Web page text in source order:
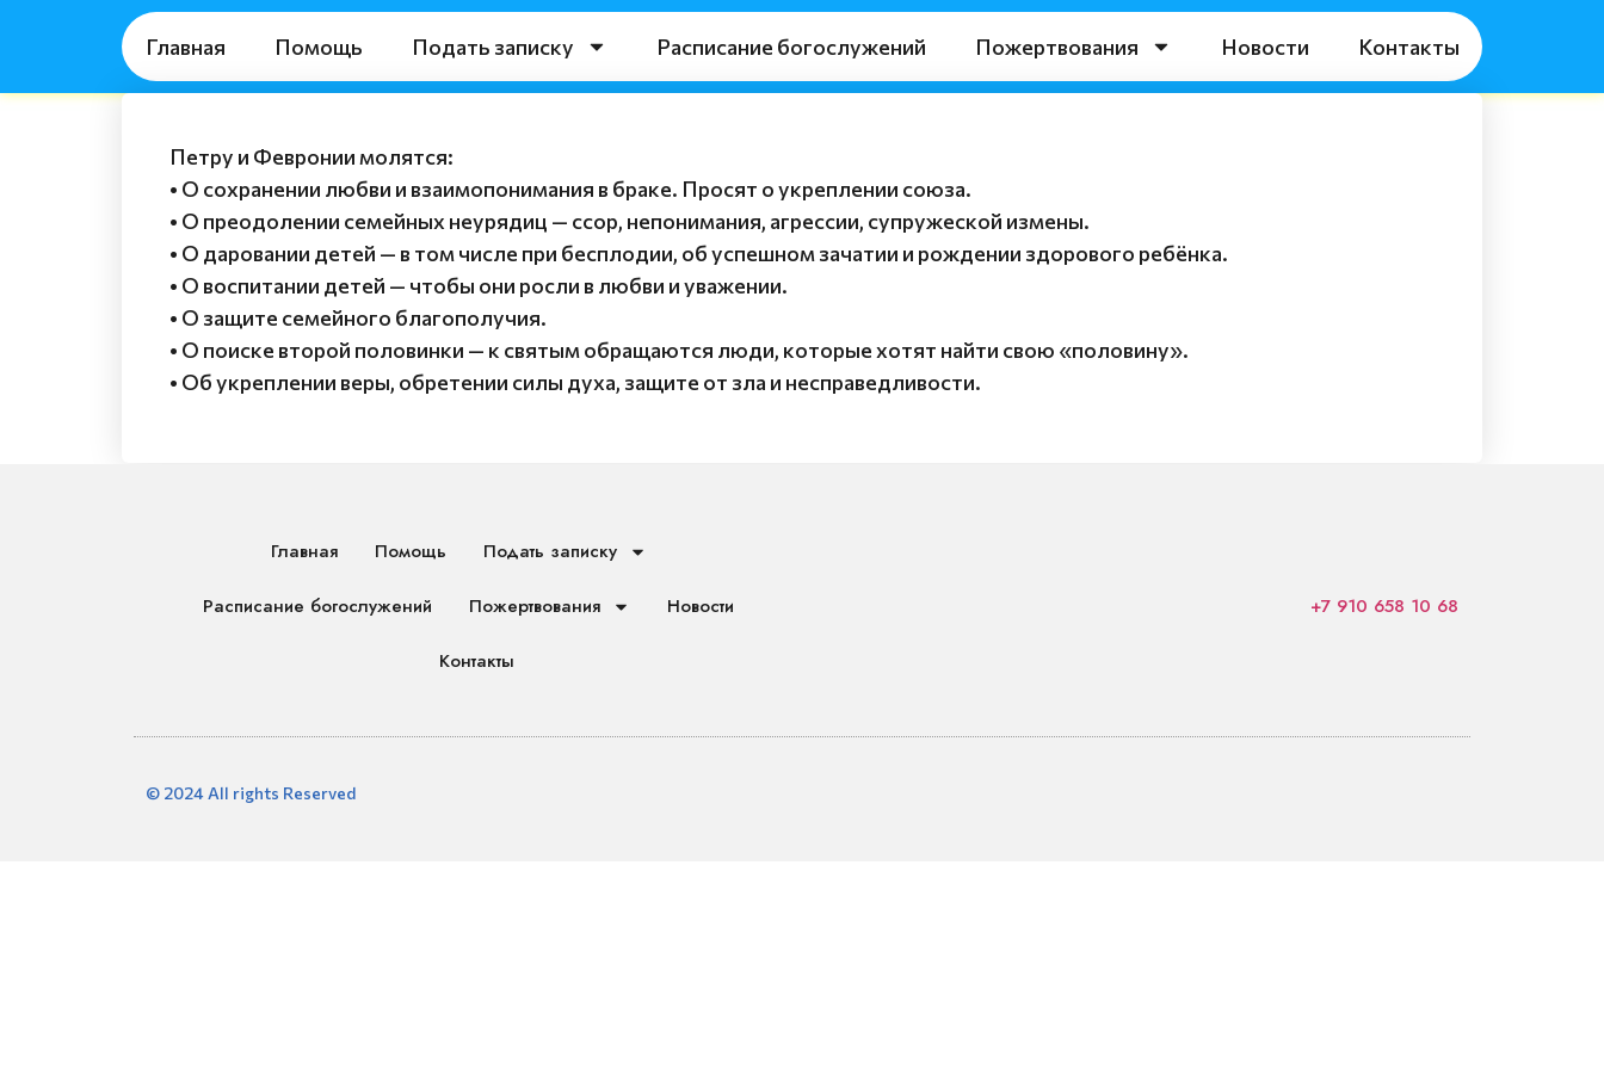
Главная Помощь Подать записку Расписание богослужений Пожертвования Новости Контакты
Петру и Февронии молятся:
• О сохранении любви и взаимопонимания в браке. Просят о укреплении союза.
• О преодолении семейных неурядиц — ссор, непонимания, агрессии, супружеской измены.
• О даровании детей — в том числе при бесплодии, об успешном зачатии и рождении здорового ребёнка.
• О воспитании детей — чтобы они росли в любви и уважении.
• О защите семейного благополучия.
• О поиске второй половинки — к святым обращаются люди, которые хотят найти свою «половину».
• Об укреплении веры, обретении силы духа, защите от зла и несправедливости.
Главная Помощь Подать записку
Расписание богослужений Пожертвования Новости
Контакты
+7 910 658 10 68
© 2024 All rights Reserved